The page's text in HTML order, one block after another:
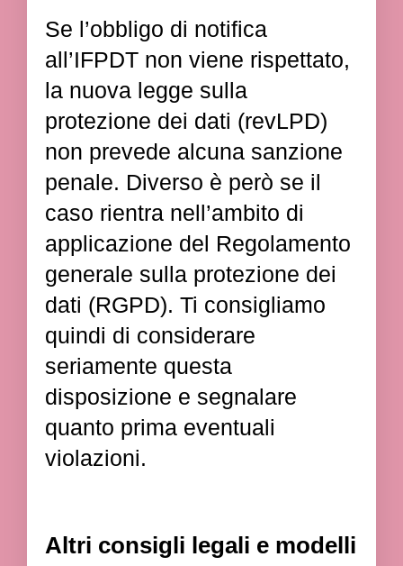
Se l’obbligo di notifica
all’IFPDT non viene rispettato,
la nuova legge sulla
protezione dei dati (revLPD)
non prevede alcuna sanzione
penale. Diverso è però se il
caso rientra nell’ambito di
applicazione del Regolamento
generale sulla protezione dei
dati (RGPD). Ti consigliamo
quindi di considerare
seriamente questa
disposizione e segnalare
quanto prima eventuali
violazioni.
Altri consigli legali e modelli